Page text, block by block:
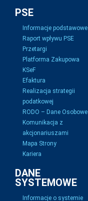
PSE
Informacje podstawowe
Raport wpływu PSE
Przetargi
Platforma Zakupowa
KSeF
Efaktura
Realizacja strategii
podatkowej
RODO – Dane Osobowe
Komunikacja z
akcjonariuszami
Mapa Strony
Kariera
DANE
SYSTEMOWE
Informacje o systemie